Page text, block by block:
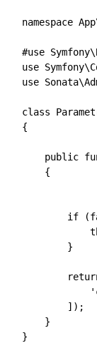
namespace
#use
use
use
class
{
public
    {
if
        }
        ]);
    }
}